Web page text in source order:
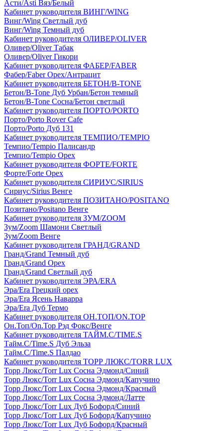
Асти/Asti Вяз/Белый
Кабинет руководителя ВИНГ/WING
Винг/Wing Светлый дуб
Винг/Wing Темный дуб
Кабинет руководителя ОЛИВЕР/OLIVER
Оливер/Oliver Табак
Оливер/Oliver Гикори
Кабинет руководителя ФАБЕР/FABER
Фабер/Faber Орех/Антрацит
Кабинет руководителя БЕТОН/B-TONE
Бетон/B-Tone Дуб Урбан/Бетон темный
Бетон/B-Tone Сосна/Бетон светлый
Кабинет руководителя ПОРТО/PORTO
Порто/Porto Rover Cafe
Порто/Porto Дуб 131
Кабинет руководителя ТЕМПИО/TEMPIO
Темпио/Tempio Палисандр
Темпио/Tempio Орех
Кабинет руководителя ФОРТЕ/FORTE
Форте/Forte Орех
Кабинет руководителя СИРИУС/SIRIUS
Сириус/Sirius Венге
Кабинет руководителя ПОЗИТАНО/POSITANO
Позитано/Positano Венге
Кабинет руководителя ЗУМ/ZOOM
Зум/Zoom Шамони Светлый
Зум/Zoom Венге
Кабинет руководителя ГРАНД/GRAND
Гранд/Grand Темный дуб
Гранд/Grand Орех
Гранд/Grand Светлый дуб
Кабинет руководителя ЭРА/ERA
Эра/Era Грецкий орех
Эра/Era Ясень Наварра
Эра/Era Дуб Термо
Кабинет руководителя ОН.ТОП/ON.TOP
Он.Топ/On.Top Рэд Фокс/Венге
Кабинет руководителя ТАЙМ.С/TIME.S
Тайм.С/Time.S Дуб Эльза
Тайм.С/Time.S Палдао
Кабинет руководителя ТОРР ЛЮКС/TORR LUX
Торр Люкс/Torr Lux Сосна Эдмонд/Синий
Торр Люкс/Torr Lux Сосна Эдмонд/Капучино
Торр Люкс/Torr Lux Сосна Эдмонд/Красный
Торр Люкс/Torr Lux Сосна Эдмонд/Латте
Торр Люкс/Torr Lux Дуб Бофорд/Синий
Торр Люкс/Torr Lux Дуб Бофорд/Капучино
Торр Люкс/Torr Lux Дуб Бофорд/Красный